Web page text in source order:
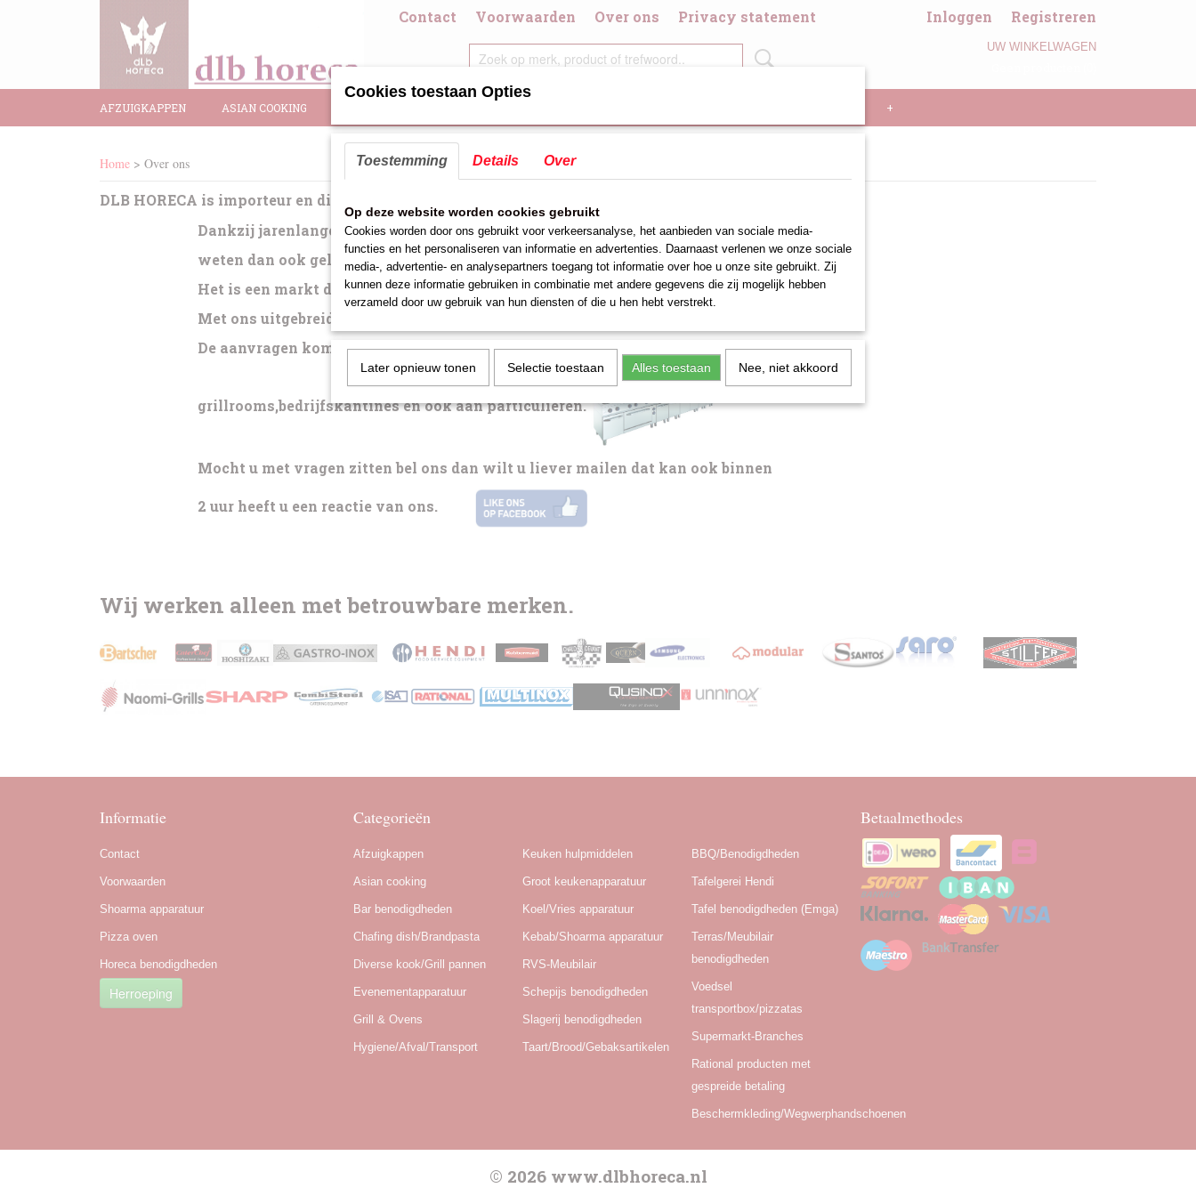
Contact Voorwaarden Over ons Privacy statement Inloggen Registreren
UW WINKELWAGEN
AFZUIGKAPPEN ASIAN COOKING +
Home > Over ons
DLB HORECA is importeur en distributeur van professionele keuken en cateringsapparatuur.
Dankzij jarenlange ervaring in de branche begrijpen wij wat de klant vraagt en
weten dan ook gelijk te handelen.
Het is een markt die op en neer gaat en heb dan ook een flexibiele aanpak nodig.
Met ons uitgebreide assortiment hebben wij voor elke aanvraag een oplossing.
De aanvragen komen uit alle sectoren we leveren aan restaurants,cafe's,hotels
grillrooms,bedrijfskantines en ook aan particulieren.
Mocht u met vragen zitten bel ons dan wilt u liever mailen dat kan ook binnen
2 uur heeft u een reactie van ons.
Wij werken alleen met betrouwbare merken.
Informatie
Contact
Voorwaarden
Shoarma apparatuur
Pizza oven
Horeca benodigdheden
Herroeping
Categorieën
Afzuigkappen
Asian cooking
Bar benodigdheden
Chafing dish/Brandpasta
Diverse kook/Grill pannen
Evenementapparatuur
Grill & Ovens
Hygiene/Afval/Transport
Keuken hulpmiddelen
Groot keukenapparatuur
Koel/Vries apparatuur
Kebab/Shoarma apparatuur
RVS-Meubilair
Schepijs benodigdheden
Slagerij benodigdheden
Taart/Brood/Gebaksartikelen
BBQ/Benodigdheden
Tafelgerei Hendi
Tafel benodigdheden (Emga)
Terras/Meubilair
benodigdheden
Voedsel
transportbox/pizzatas
Supermarkt-Branches
Rational producten met
gespreide betaling
Beschermkleding/Wegwerphandschoenen
Betaalmethodes
© 2026 www.dlbhoreca.nl
Cookies toestaan Opties
Toestemming Details Over
Op deze website worden cookies gebruikt
Cookies worden door ons gebruikt voor verkeersanalyse, het aanbieden van sociale media-
functies en het personaliseren van informatie en advertenties. Daarnaast verlenen we onze sociale
media-, advertentie- en analysepartners toegang tot informatie over hoe u onze site gebruikt. Zij
kunnen deze informatie gebruiken in combinatie met andere gegevens die zij mogelijk hebben
verzameld door uw gebruik van hun diensten of die u hen hebt verstrekt.
Later opnieuw tonen Selectie toestaan Alles toestaan Nee, niet akkoord